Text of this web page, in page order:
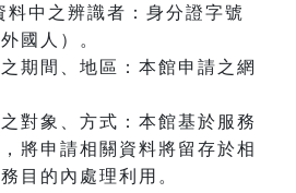
料中之辨識者：身分證字號
國人）。
期間、地區：本館申請之網
對象、方式：本館基於服務
將申請相關資料將留存於相
目的內處理利用。